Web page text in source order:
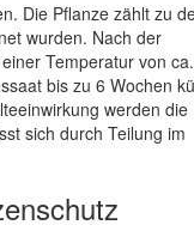
Die Pflanze zählt zu
wurden. Nach der
Temperatur von ca.
bis zu 6 Wochen
werden die
sich durch Teilung im